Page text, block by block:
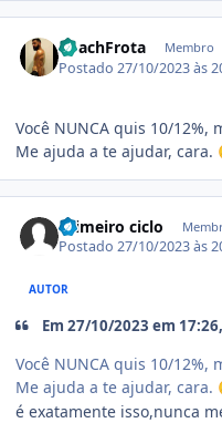
CoachFrota Membro
Postado27/10/2023 às
Você NUNCA quis 10/12%,
Me ajuda a te ajudar, cara.
Primeiro ciclo
Postado27/10/2023 às
AUTOR
Em 27/10/2023 em
Você NUNCA quis 10/12%,
Me ajuda a te ajudar, cara.
é exatamente isso,nunca